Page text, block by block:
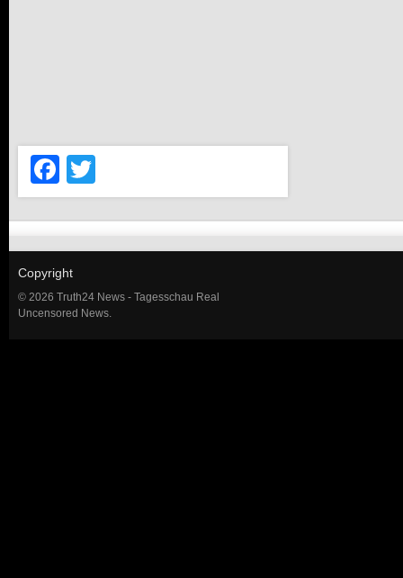
Facebook
Copyright
© 2026 Truth24 News - Tagesschau Real
Uncensored News.